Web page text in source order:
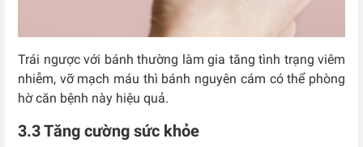
Trái ngược với bánh thường làm gia tăng tình trạng viêm
nhiễm, vỡ mạch máu thì bánh nguyên cám có thể phòng
hờ căn bệnh này hiệu quả.
3.3 Tăng cường sức khỏe